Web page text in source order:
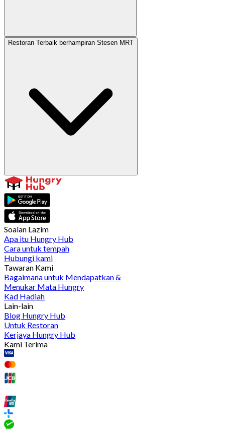
Restoran Terbaik berhampiran Stesen MRT
Soalan Lazim
Apa itu Hungry Hub
Cara untuk tempah
Hubungi kami
Tawaran Kami
Bagaimana untuk Mendapatkan &
Menukar Mata Hungry
Kad Hadiah
Lain-lain
Blog Hungry Hub
Untuk Restoran
Kerjaya Hungry Hub
Kami Terima